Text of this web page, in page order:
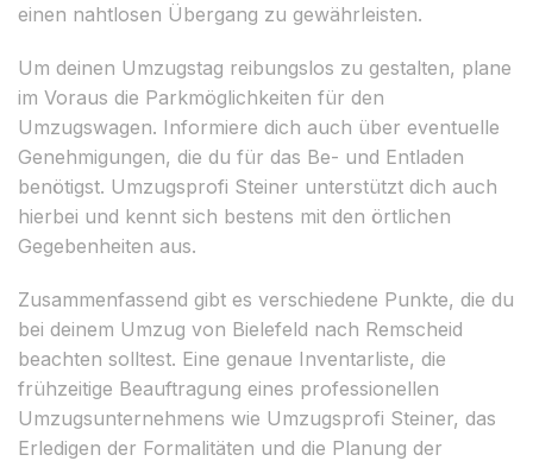
einen nahtlosen Übergang zu gewährleisten.
Um deinen Umzugstag reibungslos zu gestalten, plane
im Voraus die Parkmöglichkeiten für den
Umzugswagen. Informiere dich auch über eventuelle
Genehmigungen, die du für das Be- und Entladen
benötigst. Umzugsprofi Steiner unterstützt dich auch
hierbei und kennt sich bestens mit den örtlichen
Gegebenheiten aus.
Zusammenfassend gibt es verschiedene Punkte, die du
bei deinem Umzug von Bielefeld nach Remscheid
beachten solltest. Eine genaue Inventarliste, die
frühzeitige Beauftragung eines professionellen
Umzugsunternehmens wie Umzugsprofi Steiner, das
Erledigen der Formalitäten und die Planung der